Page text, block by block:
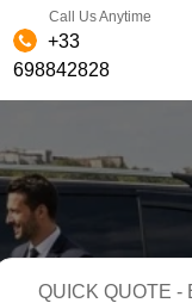
Call Us Anytime
+33
698842828
QUICK QUOTE -